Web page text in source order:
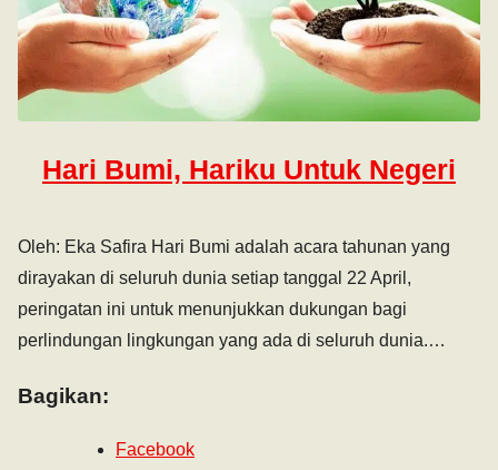
Hari Bumi, Hariku Untuk Negeri
Oleh: Eka Safira Hari Bumi adalah acara tahunan yang
dirayakan di seluruh dunia setiap tanggal 22 April,
peringatan ini untuk menunjukkan dukungan bagi
perlindungan lingkungan yang ada di seluruh dunia.…
Bagikan:
Facebook